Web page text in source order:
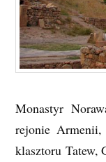
Monastyr
rejonie
klasztoru Tatew,